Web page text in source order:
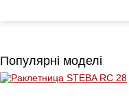
Популярні моделі